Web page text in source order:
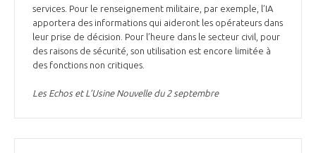
STARTAIR
COMMISSIONS ET COMITÉS
UN ÉCOSYSTÈME INTÉGRÉ ET COHÉRENT
POURQUOI DEVENIR MEMBRE ?
LA MÉDIATION DANS LA FILIÈRE AÉRONAUTIQUE ET SPATIALE
LE MÉDIATEUR DE LA FILIÈRE AÉRONAUTIQUE ET SPATIALE
CLIENTS ET FOURNISSEURS
LE SALON DU BOURGET
L'OBSERVATOIRE
services. Pour le renseignement militaire, par exemple, l’IA
apportera des informations qui aideront les opérateurs dans
leur prise de décision. Pour l’heure dans le secteur civil, pour
des raisons de sécurité, son utilisation est encore limitée à
des fonctions non critiques.
Les Echos et L’Usine Nouvelle du 2 septembre
Découvrez les avantages d'adhérer au GIFAS.
Rencontres, salons, données sectorielles,
programmes ...
DEMANDE D’ADHÉSION